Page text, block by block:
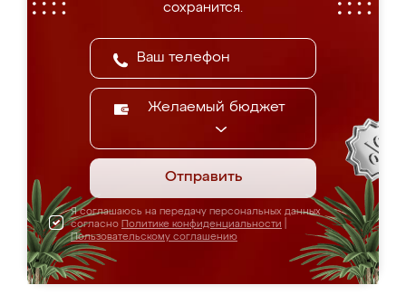
сохранится.
Желаемый бюджет
Отправить
Я соглашаюсь на передачу персональных данных
согласно Политике конфиденциальности
Пользовательскому соглашению